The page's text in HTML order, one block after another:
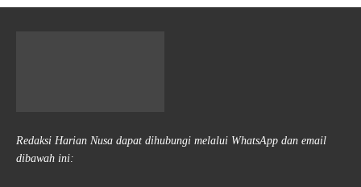
Redaksi Harian Nusa dapat dihubungi melalui WhatsApp dan email
dibawah ini: